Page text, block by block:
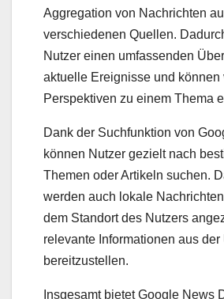
Aggregation von Nachrichten
verschiedenen Quellen.
Nutzer einen umfassenden
aktuelle Ereignisse und können
Perspektiven zu einem Thema
Dank der Suchfunktion von
können Nutzer gezielt nach
Themen oder Artikeln suchen.
werden auch lokale
dem Standort des Nutzers
relevante Informationen aus der
bereitzustellen.
Insgesamt bietet Google News